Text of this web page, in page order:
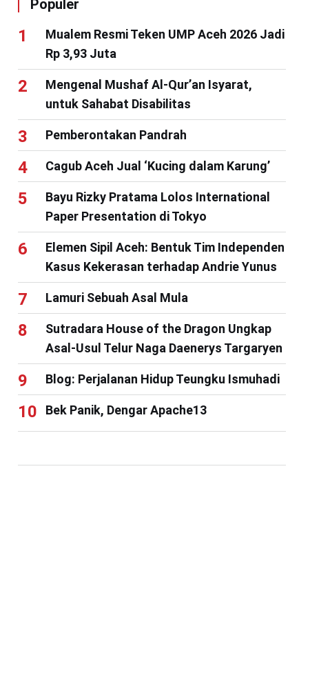
Populer
Mualem Resmi Teken UMP Aceh 2026 Jadi
Rp 3,93 Juta
Mengenal Mushaf Al-Qur’an Isyarat,
untuk Sahabat Disabilitas
Pemberontakan Pandrah
Cagub Aceh Jual ‘Kucing dalam Karung’
Bayu Rizky Pratama Lolos International
Paper Presentation di Tokyo
Elemen Sipil Aceh: Bentuk Tim Independen
Kasus Kekerasan terhadap Andrie Yunus
Lamuri Sebuah Asal Mula
Sutradara House of the Dragon Ungkap
Asal-Usul Telur Naga Daenerys Targaryen
Blog: Perjalanan Hidup Teungku Ismuhadi
Bek Panik, Dengar Apache13